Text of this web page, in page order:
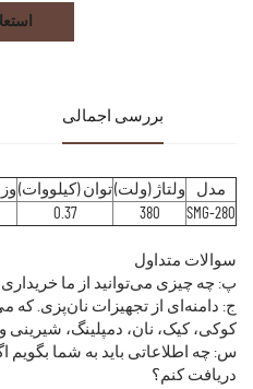
بررسی اجمالی
مدل ولتاژ (ولت)توان (کیلووات)
SMG-280
380
0.37
سوالات متداول
پ: چه چیزی می‌توانید از ما خریداری
ج: دامنه‌ای از تجهیزات نان‌پزی. که
کوکی، کیک، نان، دمپلینگ، شیرینی و
س: چه اطلاعاتی باید به شما
دریافت کنم؟